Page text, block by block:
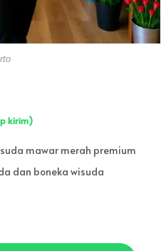
kirim)
mawar merah premium
dan boneka wisuda